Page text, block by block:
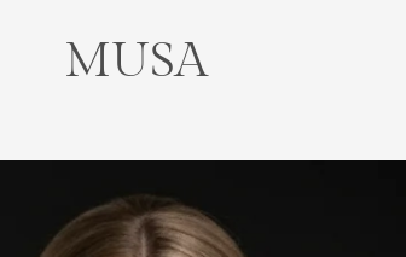
MUSA